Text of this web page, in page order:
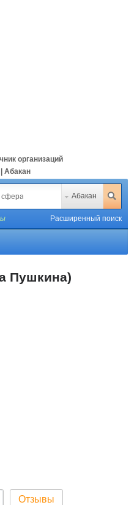
организаций
Абакан
Абакан
Расширенный поиск
Пушкина)
Отзывы